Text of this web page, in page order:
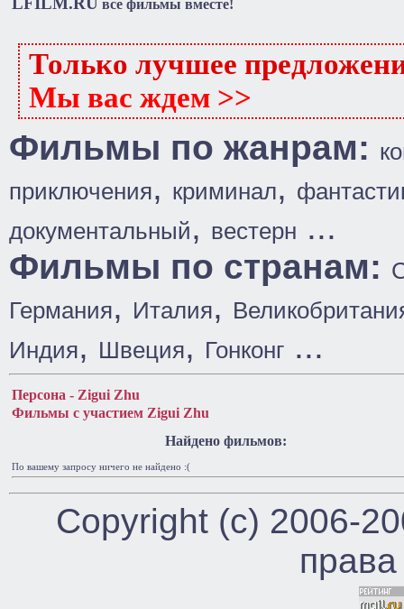
все фильмы вместе!
Только лучшее
Мы вас ждем >>
Фильмы по жанрам:
приключения, криминал,
документальный, вестерн ...
Фильмы по странам:
Германия, Италия,
Индия, Швеция, Гонконг ...
Персона - Zigui Zhu
Фильмы с участием Zigui Zhu
Найдено фильмов:
По вашему запросу ничего не найдено :(
Copyright (c) 2006-